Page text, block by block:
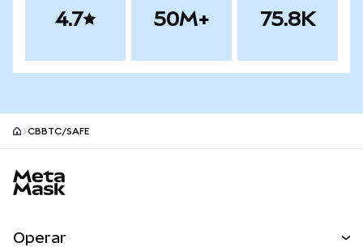
4.7 50M+ 75.8K
CBBTC/SAFE
Operar